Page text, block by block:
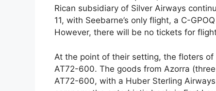
Rican subsidiary of Silver Airways
11, with Seebarne’s only flight, a C-
However, there will be no tickets for
At the point of their setting, the floters
AT72-600. The goods from Azorra
AT72-600, with a Huber Sterling